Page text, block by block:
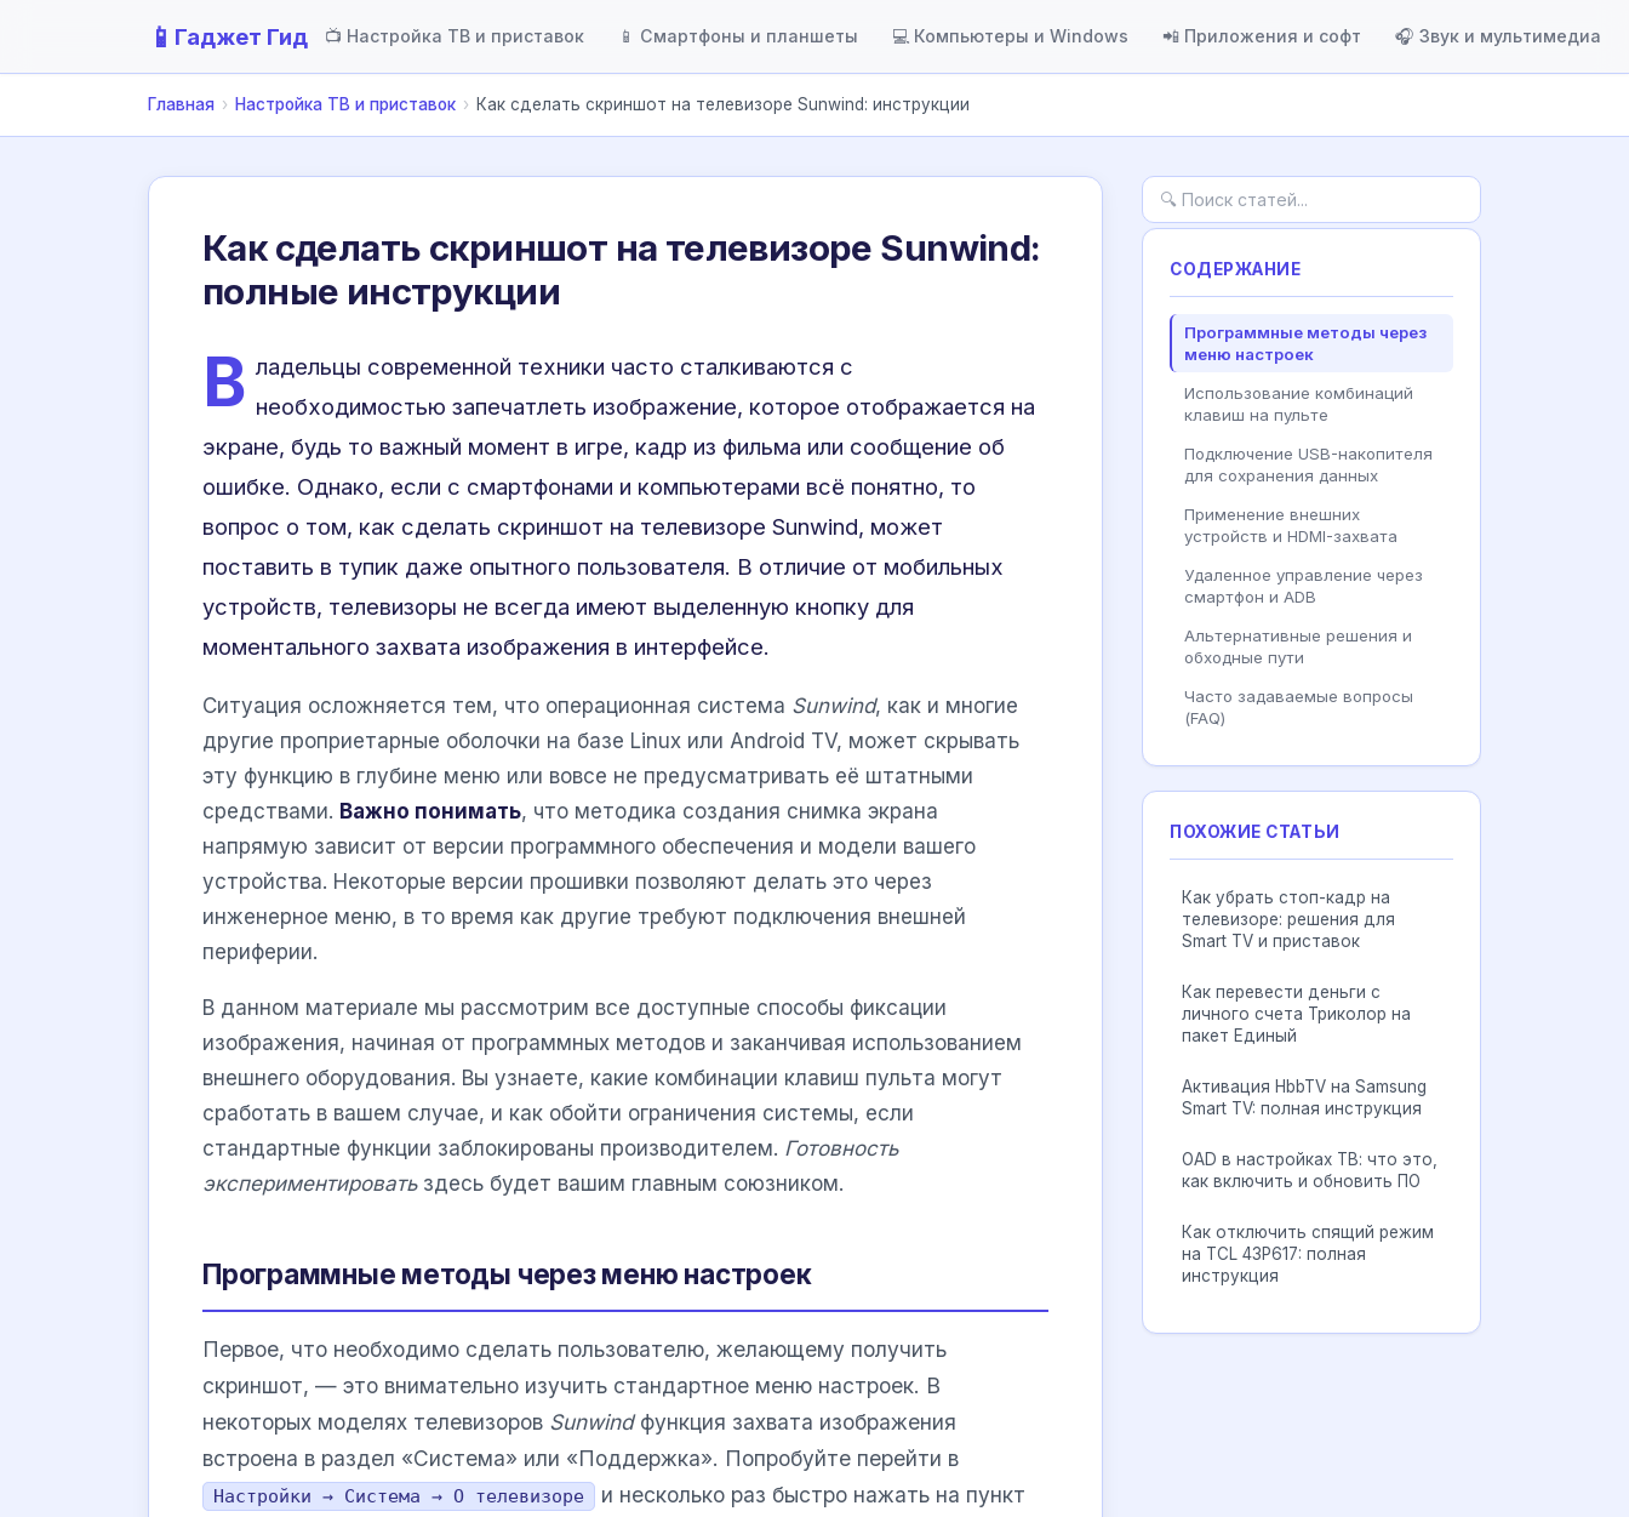
📱 Гаджет Гид 📺 Настройка ТВ и приставок 📱 Смартфоны и планшеты 💻 Компьютеры и Windows 📲 Приложения и софт 🎧 Звук и мультимедиа
Главная › Настройка ТВ и приставок › Как сделать скриншот на телевизоре Sunwind: инструкции
Как сделать скриншот на телевизоре Sunwind:
полные инструкции
В ладельцы современной техники часто сталкиваются с
необходимостью запечатлеть изображение, которое отображается на
экране, будь то важный момент в игре, кадр из фильма или сообщение об
ошибке. Однако, если с смартфонами и компьютерами всё понятно, то
вопрос о том, как сделать скриншот на телевизоре Sunwind, может
поставить в тупик даже опытного пользователя. В отличие от мобильных
устройств, телевизоры не всегда имеют выделенную кнопку для
моментального захвата изображения в интерфейсе.
Ситуация осложняется тем, что операционная система Sunwind, как и многие
другие проприетарные оболочки на базе Linux или Android TV, может скрывать
эту функцию в глубине меню или вовсе не предусматривать её штатными
средствами. Важно понимать, что методика создания снимка экрана
напрямую зависит от версии программного обеспечения и модели вашего
устройства. Некоторые версии прошивки позволяют делать это через
инженерное меню, в то время как другие требуют подключения внешней
периферии.
В данном материале мы рассмотрим все доступные способы фиксации
изображения, начиная от программных методов и заканчивая использованием
внешнего оборудования. Вы узнаете, какие комбинации клавиш пульта могут
сработать в вашем случае, и как обойти ограничения системы, если
стандартные функции заблокированы производителем. Готовность
экспериментироватьздесь будет вашим главным союзником.
Программные методы через меню настроек
Первое, что необходимо сделать пользователю, желающему получить
скриншот, — это внимательно изучить стандартное меню настроек. В
некоторых моделях телевизоров Sunwindфункция захвата изображения
встроена в раздел «Система» или «Поддержка». Попробуйте перейти в
Настройки → Система → О телевизоре
и несколько раз быстро нажать на пункт
СОДЕРЖАНИЕ
Программные методы через
меню настроек
Использование комбинаций
клавиш на пульте
Подключение USB-накопителя
для сохранения данных
Применение внешних
устройств и HDMI-захвата
Удаленное управление через
смартфон и ADB
Альтернативные решения и
обходные пути
Часто задаваемые вопросы
(FAQ)
ПОХОЖИЕ СТАТЬИ
Как убрать стоп-кадр на
телевизоре: решения для
Smart TV и приставок
Как перевести деньги с
личного счета Триколор на
пакет Единый
Активация HbbTV на Samsung
Smart TV: полная инструкция
OAD в настройках ТВ: что это,
как включить и обновить ПО
Как отключить спящий режим
на TCL 43P617: полная
инструкция